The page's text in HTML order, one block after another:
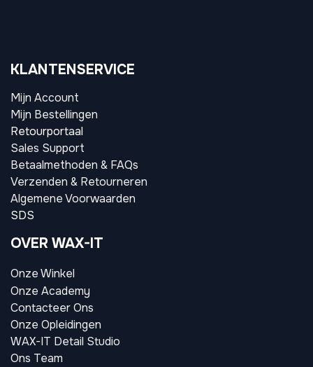
KLANTENSERVICE
Mijn Account
Mijn Bestellingen
Retourportaal
Sales Support
Betaalmethoden & FAQs
Verzenden & Retourneren
Algemene Voorwaarden
SDS
OVER WAX-IT
Onze Winkel
Onze Academy
Contacteer Ons
Onze Opleidingen
WAX-IT Detail Studio
Ons Team